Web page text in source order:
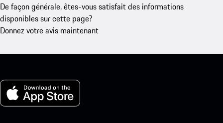
De façon générale, êtes-vous satisfait des informations
disponibles sur cette page?
Donnez votre avis maintenant